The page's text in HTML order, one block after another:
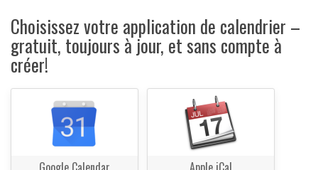
Choisissez votre application de calendrier –
gratuit, toujours à jour, et sans compte à
créer!